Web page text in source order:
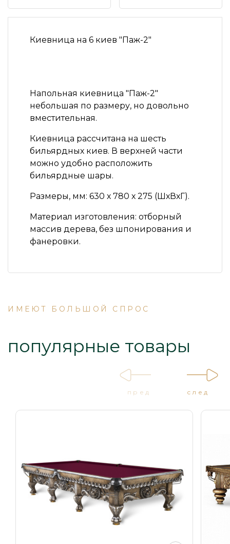
Киевница на 6 киев "Паж-2"
Напольная киевница "Паж-2"
небольшая по размеру, но довольно
вместительная.
Киевница рассчитана на шесть
бильярдных киев. В верхней части
можно удобно расположить
бильярдные шары.
Размеры, мм: 630 х 780 х 275 (ШхВхГ).
Материал изготовления: отборный
массив дерева, без шпонирования и
фанеровки.
ИМЕЮТ БОЛЬШОЙ СПРОС
популярные товары
пред след